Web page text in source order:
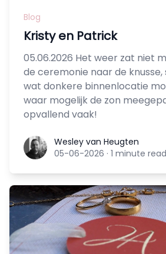
Blog
Kristy en Patrick
05.06.2026 Het weer zat niet
de ceremonie naar de
wat donkere binnenlocatie
waar mogelijk de zon
opvallend vaak!
Wesley van Heugten
Wesley van Heugten
05-06-2026 · 1 minute read